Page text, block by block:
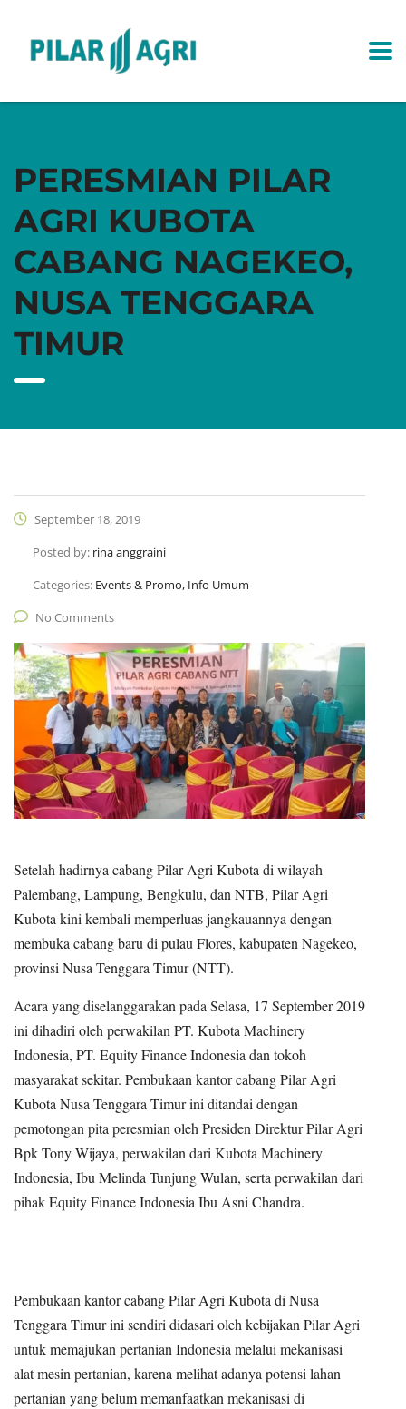
PERESMIAN PILAR
AGRI KUBOTA
CABANG NAGEKEO,
NUSA TENGGARA
TIMUR
September 18, 2019
Posted by: rina anggraini
Categories: Events & Promo, Info Umum
No Comments
Setelah hadirnya cabang Pilar Agri Kubota di wilayah
Palembang, Lampung, Bengkulu, dan NTB, Pilar Agri
Kubota kini kembali memperluas jangkauannya dengan
membuka cabang baru di pulau Flores, kabupaten Nagekeo,
provinsi Nusa Tenggara Timur (NTT).
Acara yang diselanggarakan pada Selasa, 17 September 2019
ini dihadiri oleh perwakilan PT. Kubota Machinery
Indonesia, PT. Equity Finance Indonesia dan tokoh
masyarakat sekitar. Pembukaan kantor cabang Pilar Agri
Kubota Nusa Tenggara Timur ini ditandai dengan
pemotongan pita peresmian oleh Presiden Direktur Pilar Agri
Bpk Tony Wijaya, perwakilan dari Kubota Machinery
Indonesia, Ibu Melinda Tunjung Wulan, serta perwakilan dari
pihak Equity Finance Indonesia Ibu Asni Chandra.
Pembukaan kantor cabang Pilar Agri Kubota di Nusa
Tenggara Timur ini sendiri didasari oleh kebijakan Pilar Agri
untuk memajukan pertanian Indonesia melalui mekanisasi
alat mesin pertanian, karena melihat adanya potensi lahan
pertanian yang belum memanfaatkan mekanisasi di